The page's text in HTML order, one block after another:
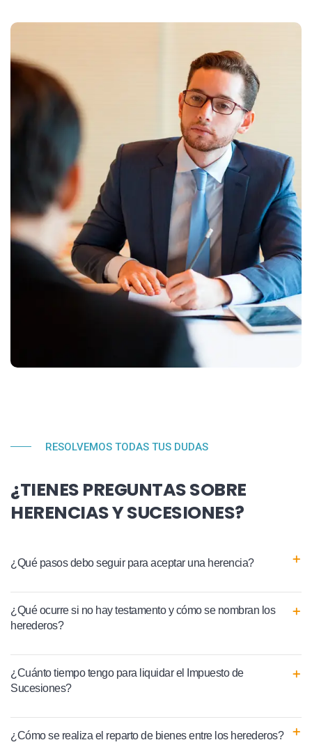
RESOLVEMOS TODAS TUS DUDAS
¿TIENES PREGUNTAS SOBRE
HERENCIAS Y SUCESIONES?
¿Qué pasos debo seguir para aceptar una herencia?
¿Qué ocurre si no hay testamento y cómo se nombran los
herederos?
¿Cuánto tiempo tengo para liquidar el Impuesto de
Sucesiones?
¿Cómo se realiza el reparto de bienes entre los herederos?